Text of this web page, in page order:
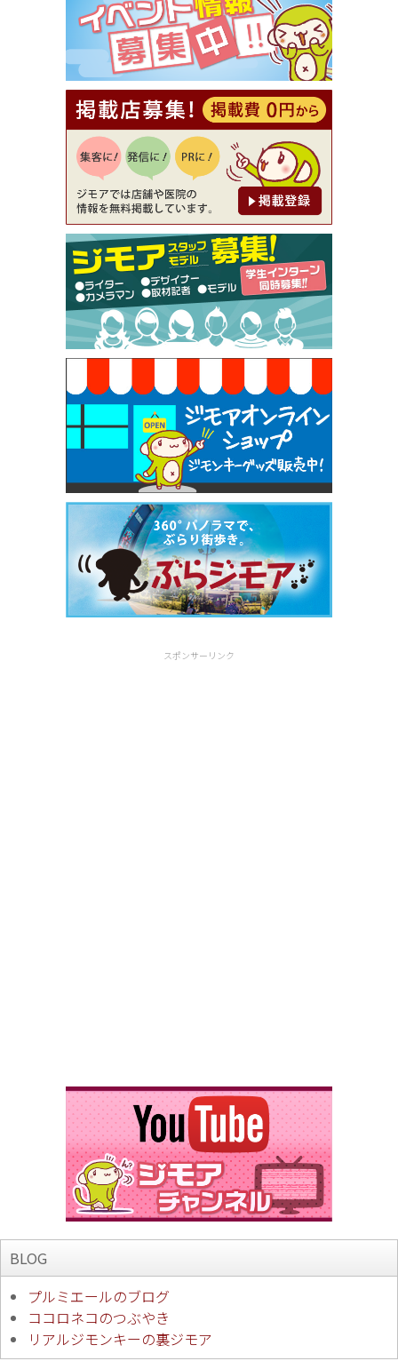
（ミックル））
[有効期限]2026年9月30日
【ジモア読者特典2】コース 3,500円→3,000円（料
理5品+2時間飲み放題）（創作イタリアン Pia Cu
ore（ピアクオーレ））
[有効期限]2026年9月30日
【ジモア読者特典1】料理全品20％OFF ※18時以
降（創作イタリアン Pia Cuore（ピアクオーレ））
[有効期限]2026年9月30日
【ジモア限定②】初回割引 特価 鼻毛脱毛 半額 2,2
00円⇒1,100円（メンズ専門ワックス脱毛サロン Mi
ckle（ミックル））
[有効期限]2026年9月30日
【ジモア限定特典①】まつ毛カール 3,850円→ 2,7
50円（Premiere（プルミエール））
[有効期限]2026年9月30日
焼き餃子 一皿サービス（餃子酒場たっちゃん 西
早稲田店）
[有効期限]2026年9月30日
スポンサーリンク
BLOG
プルミエールのブログ
ココロネコのつぶやき
リアルジモンキーの裏ジモア